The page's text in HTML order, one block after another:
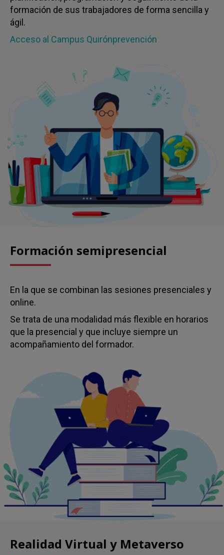
formación de sus trabajadores de forma sencilla y
ágil.
Acceso al Campus Quirónprevención
Formación semipresencial
En la que se combinan las sesiones presenciales y
online.
Se trata de una modalidad más flexible en horarios
que la presencial y que incluye siempre un
acompañamiento del formador.
Realidad Virtual y Metaverso